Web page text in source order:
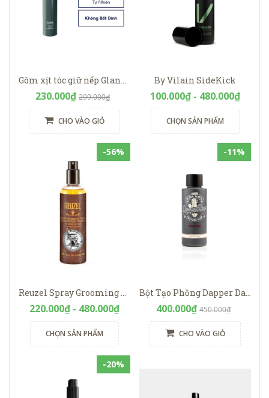
Gôm xịt tóc giữ nếp Glanzen Prime Floral 380ml
230.000₫ 299.000₫
CHO VÀO GIỎ
By Vilain SideKick
100.000₫ - 480.000₫
CHỌN SẢN PHẨM
-56%
Reuzel Spray Grooming Tonic
220.000₫ - 480.000₫
CHỌN SẢN PHẨM
-11%
Bột Tạo Phồng Dapper Dan ULTRA MATTE TEXTURE DUST
400.000₫ 450.000₫
CHO VÀO GIỎ
-20%